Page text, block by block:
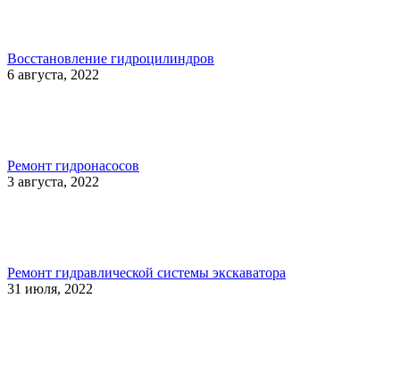
Восстановление гидроцилиндров
6 августа, 2022
Ремонт гидронасосов
3 августа, 2022
Ремонт гидравлической системы экскаватора
31 июля, 2022